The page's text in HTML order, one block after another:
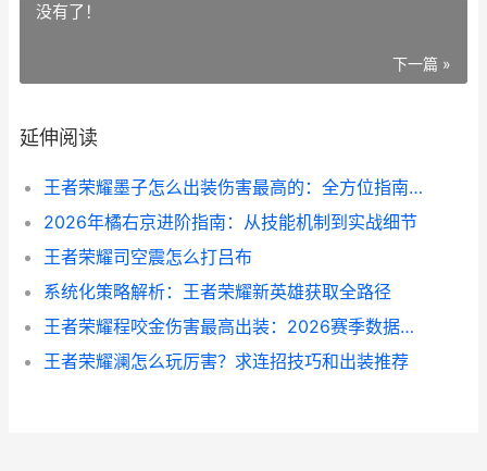
没有了！
下一篇 »
延伸阅读
王者荣耀墨子怎么出装伤害最高的：全方位指南 (05月08日解读)
2026年橘右京进阶指南：从技能机制到实战细节
王者荣耀司空震怎么打吕布
系统化策略解析：王者荣耀新英雄获取全路径
王者荣耀程咬金伤害最高出装：2026赛季数据盘点
王者荣耀澜怎么玩厉害？求连招技巧和出装推荐